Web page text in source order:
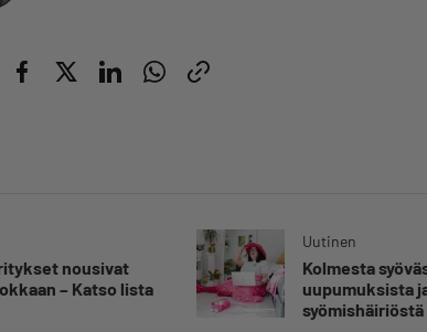
nousivat
– Katso lista
Uutinen
Kolmesta
uupumuksista